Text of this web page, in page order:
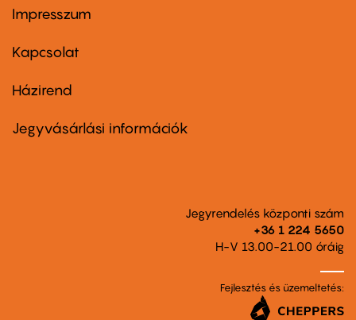
Footer
first
Impresszum
Kapcsolat
Footer
second
Házirend
Jegyvásárlási információk
Jegyrendelés központi szám
+36 1 224 5650
H-V 13.00-21.00 óráig
Fejlesztés és üzemeltetés: